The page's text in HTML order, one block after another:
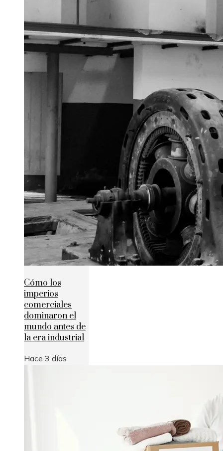
Cómo los
imperios
comerciales
dominaron el
mundo antes de
la era industrial
Hace 3 días